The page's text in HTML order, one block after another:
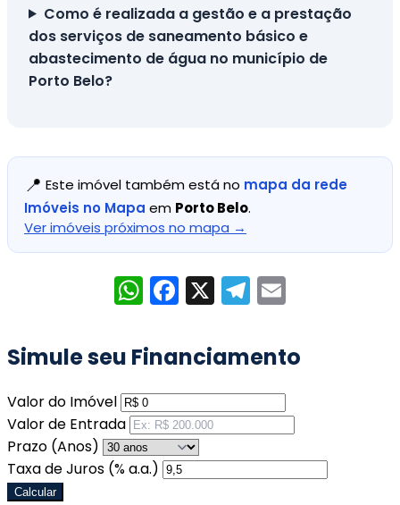
Como é realizada a gestão e a prestação
dos serviços de saneamento básico e
abastecimento de água no município de
Porto Belo?
📍 Este imóvel também está no mapa da rede
Imóveis no Mapa em Porto Belo.
Ver imóveis próximos no mapa →
WhatsApp
Facebook
X Telegram
Simule seu Financiamento
Valor do Imóvel
Valor de Entrada
Prazo (Anos)
Taxa de Juros (% a.a.)
Calcular